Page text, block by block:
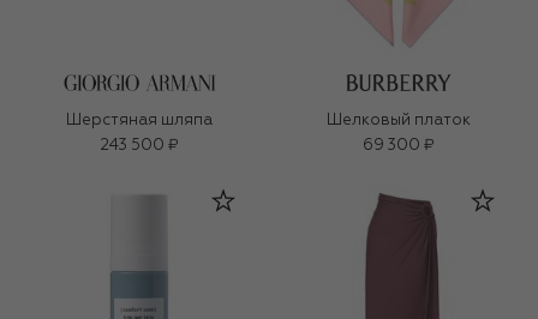
Шерстяная шляпа
243 500 ₽
Шелковый платок
69 300 ₽